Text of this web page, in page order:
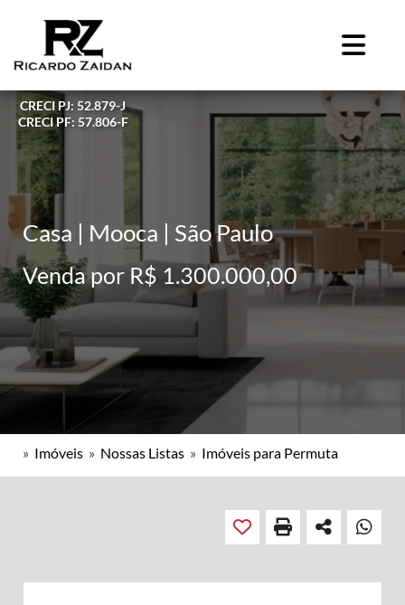
CRECI PJ: 52.879-J
CRECI PF: 57.806-F
Casa | Mooca | São Paulo
Venda por R$ 1.300.000,00
» Imóveis » Nossas Listas » Imóveis para Permuta